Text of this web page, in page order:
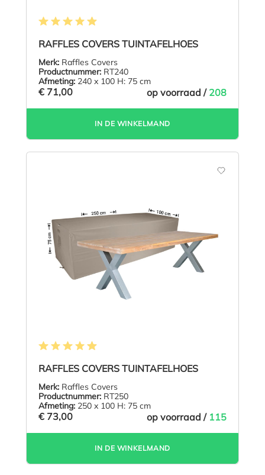
RAFFLES COVERS TUINTAFELHOES
Merk: Raffles Covers
Productnummer: RT240
Afmeting: 240 x 100 H: 75 cm
€ 71,00 op voorraad / 208
IN DE WINKELMAND
RAFFLES COVERS TUINTAFELHOES
Merk: Raffles Covers
Productnummer: RT250
Afmeting: 250 x 100 H: 75 cm
€ 73,00 op voorraad / 115
IN DE WINKELMAND